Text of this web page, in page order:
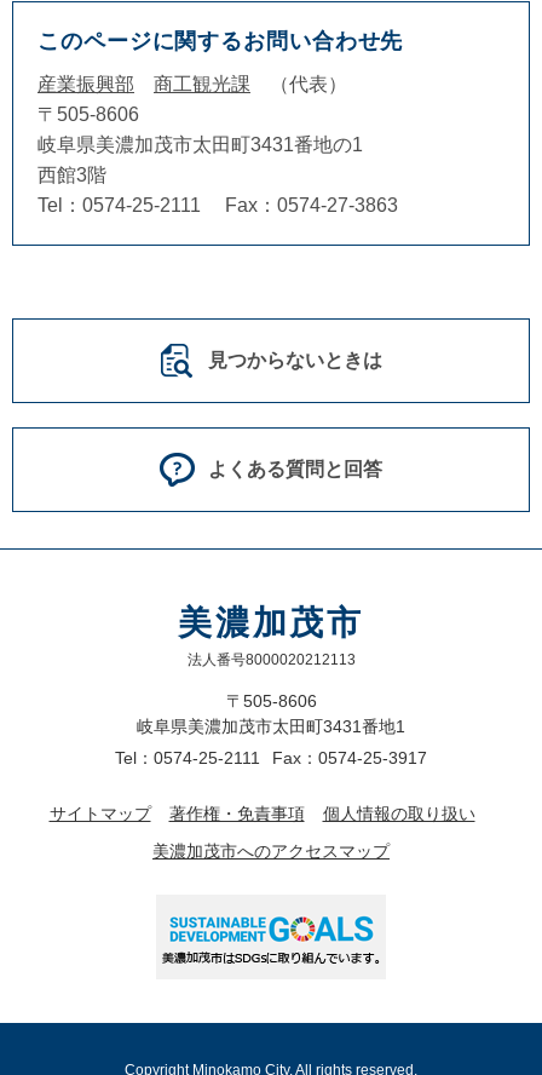
このページに関するお問い合わせ先
産業振興部 商工観光課
代表
〒505-8606
岐阜県美濃加茂市太田町3431番地の1
西館3階
Tel：0574-25-2111
Fax：0574-27-3863
見つからないときは
よくある質問と回答
美濃加茂市
法人番号8000020212113
〒505-8606
岐阜県美濃加茂市太田町3431番地1
Tel：0574-25-2111
Fax：0574-25-3917
サイトマップ 著作権・免責事項
個人情報の取り扱い
美濃加茂市へのアクセスマップ
Copyright Minokamo City. All rights reserved.